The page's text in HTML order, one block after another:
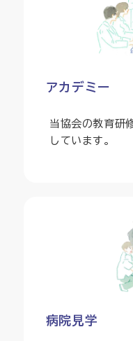
アカデミー
当協会の教育研
しています。
病院見学